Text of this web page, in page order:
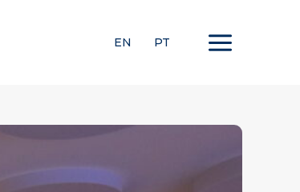
EN PT